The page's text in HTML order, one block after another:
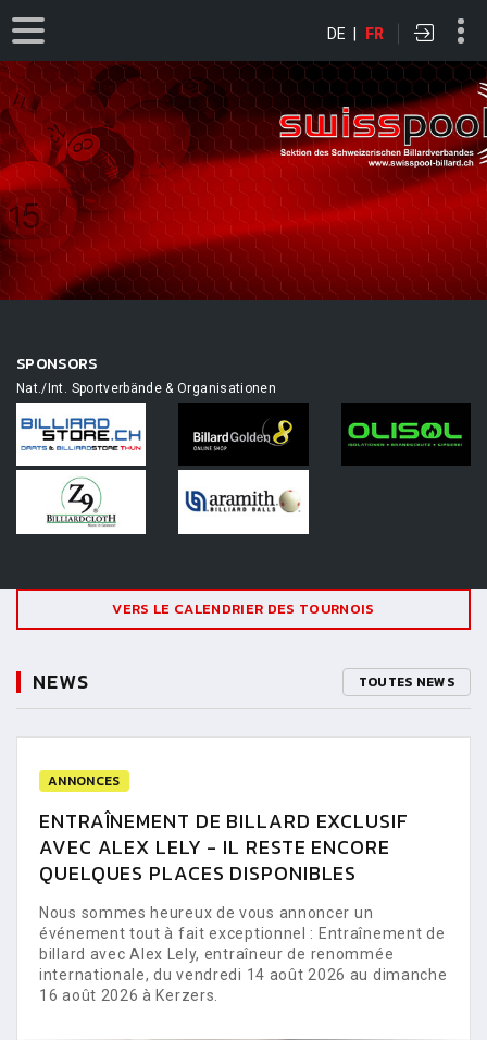
DE | FR
SPONSORS
Nat./Int. Sportverbände & Organisationen
VERS LE CALENDRIER DES TOURNOIS
NEWS TOUTES NEWS
ANNONCES
ENTRAÎNEMENT DE BILLARD EXCLUSIF
AVEC ALEX LELY - IL RESTE ENCORE
QUELQUES PLACES DISPONIBLES
Nous sommes heureux de vous annoncer un
événement tout à fait exceptionnel : Entraînement de
billard avec Alex Lely, entraîneur de renommée
internationale, du vendredi 14 août 2026 au dimanche
16 août 2026 à Kerzers.